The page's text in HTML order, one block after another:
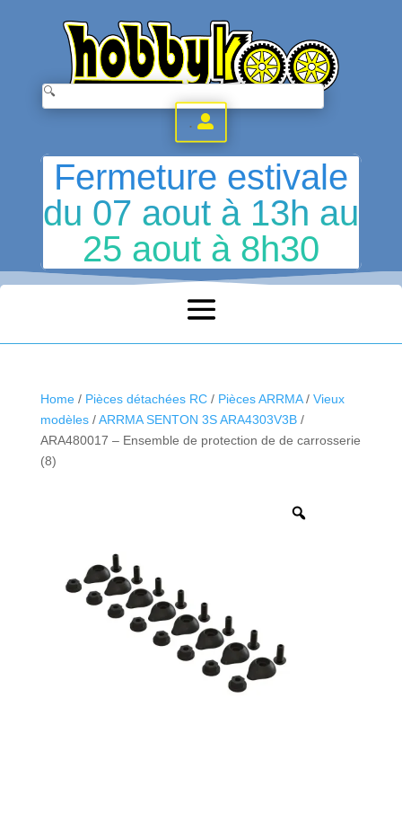
.
Fermeture estivale
du 07 aout à 13h au
25 aout à 8h30
Home/ Pièces détachées RC/ Pièces ARRMA/ Vieux
modèles/ARRMA SENTON 3S ARA4303V3B/
ARA480017 – Ensemble de protection de de carrosserie
(8)